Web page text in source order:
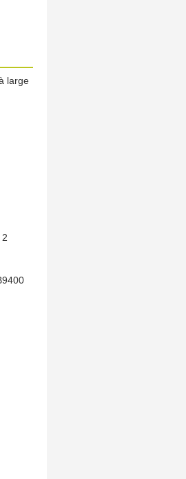
large